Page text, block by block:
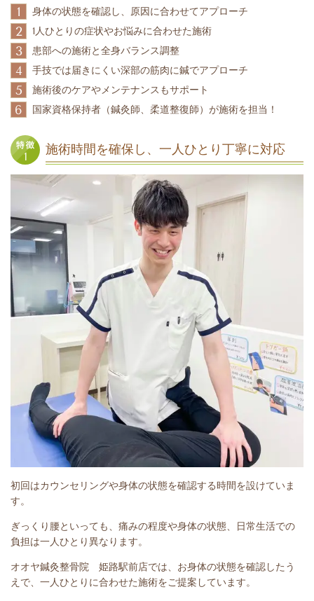
1 身体の状態を確認し、原因に合わせてアプローチ
2 1人ひとりの症状やお悩みに合わせた施術
3 患部への施術と全身バランス調整
4 手技では届きにくい深部の筋肉に鍼でアプローチ
5 施術後のケアやメンテナンスもサポート
6 国家資格保持者（鍼灸師、柔道整復師）が施術を担当！
施術時間を確保し、一人ひとり丁寧に対応
初回はカウンセリングや身体の状態を確認する時間を設けていま
す。
ぎっくり腰といっても、痛みの程度や身体の状態、日常生活での
負担は一人ひとり異なります。
オオヤ鍼灸整骨院 姫路駅前店では、お身体の状態を確認したう
えで、一人ひとりに合わせた施術をご提案しています。